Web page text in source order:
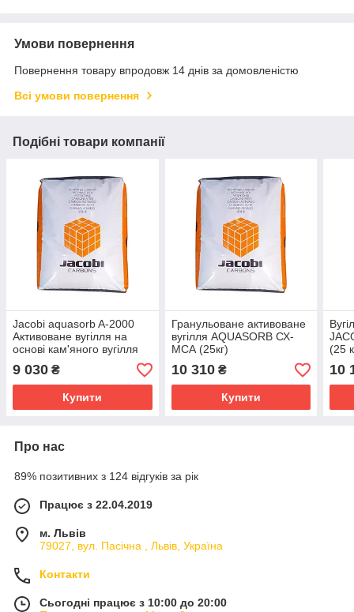
Умови повернення
Повернення товару впродовж 14 днів за домовленістю
Всі умови повернення
Подібні товари компанії
Jacobi aquasorb A-2000
Активоване вугілля на
основі кам'яного вугілля
(25кг)
9 030 ₴
Купити
Гранульоване активоване
вугілля AQUASORB СХ-
МСА (25кг)
10 310₴
Купити
(25
10
Про нас
89% позитивних з 124 відгуків за рік
Працює з 22.04.2019
м. Львів
79027, вул. Пасічна , Львів, Україна
Контакти
Сьогодні працює з 10:00 до 20:00